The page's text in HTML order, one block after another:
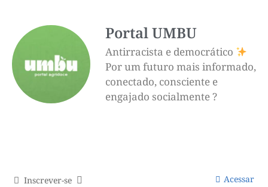
Portal UMBU
Antirracista e democrático
Por um futuro mais informado,
conectado, consciente e
engajado socialmente ?
Inscrever-se Acessar